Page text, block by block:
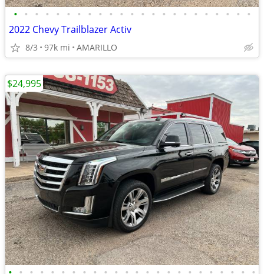
• • • • • • • • • • • • • • • • • • • • • • •
2022 Chevy Trailblazer Activ
8/3 97k mi AMARILLO
$24,995